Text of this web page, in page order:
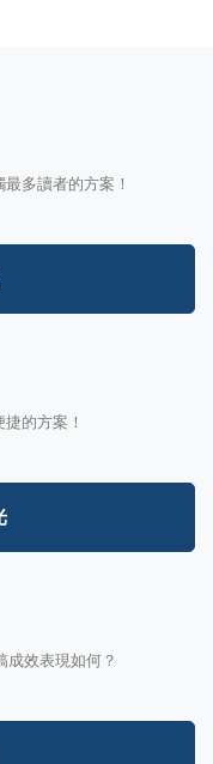
多讀者的方案！
的方案！
效表現如何？